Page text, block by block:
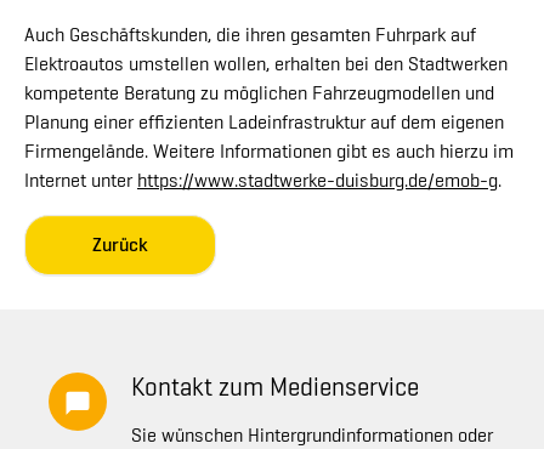
Auch Geschäftskunden, die ihren gesamten Fuhrpark auf
Elektroautos umstellen wollen, erhalten bei den Stadtwerken
kompetente Beratung zu möglichen Fahrzeugmodellen und
Planung einer effizienten Ladeinfrastruktur auf dem eigenen
Firmengelände. Weitere Informationen gibt es auch hierzu im
Internet unterhttps://www.stadtwerke-duisburg.de/emob-g.
Zurück
Kontakt zum Medienservice
Sie wünschen Hintergrundinformationen oder